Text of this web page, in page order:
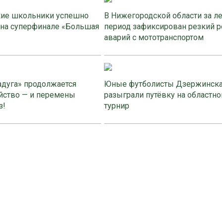
школьники успешно
суперфинале «Большая
В Нижегородской области за
период зафиксирован резкий
аварий с мототранспортом
продолжается
— и перемены
Юные футболисты
разыграли путёвку на
турнир